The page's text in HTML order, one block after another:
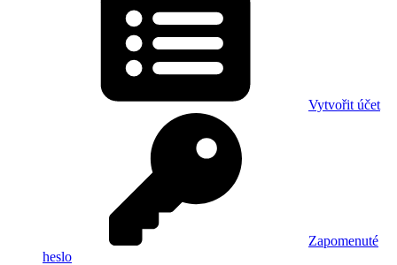
Vytvořit účet
Zapomenuté
heslo